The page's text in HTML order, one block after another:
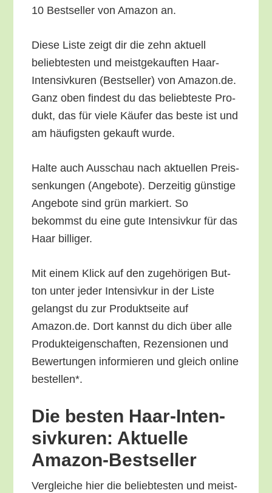
10 Best­sel­ler von Ama­zon an.
Die­se Lis­te zeigt dir die zehn aktu­ell
belieb­tes­ten und meist­ge­kauf­ten Haar-
Inten­siv­ku­ren (Best­sel­ler) von Amazon.de.
Ganz oben fin­dest du das belieb­tes­te Pro­
dukt, das für vie­le Käu­fer das bes­te ist und
am häu­figs­ten gekauft wurde.
Hal­te auch Aus­schau nach aktu­el­len Preis­
sen­kun­gen (Ange­bo­te). Der­zei­tig güns­ti­ge
Ange­bo­te sind grün mar­kiert. So
bekommst du eine gute Inten­siv­kur für das
Haar billiger.
Mit einem Klick auf den zuge­hö­ri­gen But­
ton unter jeder Inten­siv­kur in der Lis­te
gelangst du zur Pro­dukt­sei­te auf
Amazon.de. Dort kannst du dich über alle
Pro­duk­tei­gen­schaf­ten, Rezen­sio­nen und
Bewer­tun­gen infor­mie­ren und gleich online
bestellen*.
Die bes­ten Haar-Inten­
siv­ku­ren: Aktu­el­le
Amazon-Bestseller
Ver­glei­che hier die belieb­tes­ten und meist­